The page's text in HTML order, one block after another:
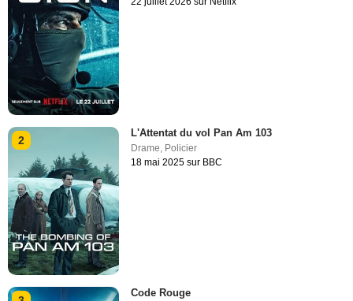
2
L'Attentat du vol Pan Am 103
Drame Policier
18 mai 2025 sur BBC
Code Rouge